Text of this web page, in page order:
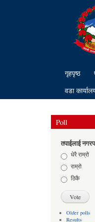
गृहपृष्ठ
वडा
Poll
तपाईलाई
Choicesधेरै राम्रो
राम्रो
ठिकै
Older polls
Results